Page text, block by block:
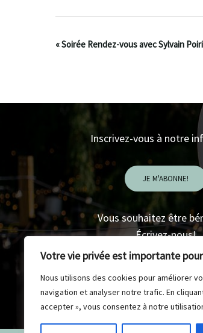
Votre vie privée est importante
Nous utilisons des cookies pour améliorer
navigation et analyser notre trafic. En
accepter », vous consentez à notre
Navigation
«Soirée Rendez-vous avec Sylvain
Inscrivez-vous à notre
JE M'ABONNE!
Vous souhaitez être
Écrivez-nous!
JE SOUHAITE ÊTRE